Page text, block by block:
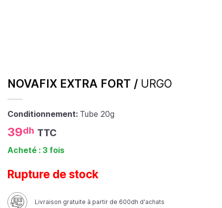
NOVAFIX EXTRA FORT / URGO
Conditionnement: Tube 20g
39dh TTC
Acheté : 3 fois
Rupture de stock
Livraison gratuite à partir de 600dh d'achats